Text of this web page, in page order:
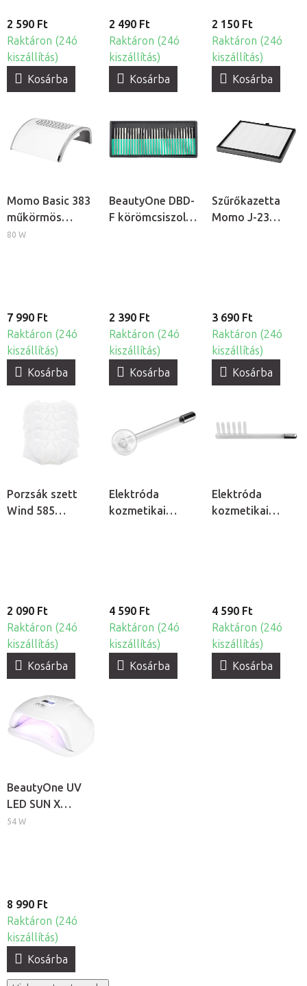
2 590 Ft
Raktáron (24ó
kiszállítás)
Kosárba
2 490 Ft
Raktáron (24ó
kiszállítás)
Kosárba
2 150 Ft
Raktáron (24ó
kiszállítás)
Kosárba
Momo Basic 383
műkörmös
porelszívó
80 W
7 990 Ft
Raktáron (24ó
kiszállítás)
Kosárba
BeautyOne DBD-
F körömcsiszoló
2 390 Ft
Raktáron (24ó
kiszállítás)
Kosárba
Szűrőkazetta
Momo J-23
3 690 Ft
Raktáron (24ó
kiszállítás)
Kosárba
Porzsák szett
Wind 585
2 090 Ft
Raktáron (24ó
kiszállítás)
Kosárba
Elektróda
kozmetikai
4 590 Ft
Raktáron (24ó
kiszállítás)
Kosárba
Elektróda
kozmetikai
4 590 Ft
Raktáron (24ó
kiszállítás)
Kosárba
BeautyOne UV
LED SUN X
professzionális
54 W
8 990 Ft
Raktáron (24ó
kiszállítás)
Kosárba